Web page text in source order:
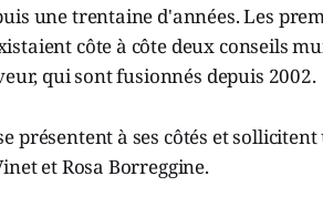
une trentaine d'années. Les
côte à côte deux conseils
qui sont fusionnés depuis 2002.
présentent à ses côtés et
et Rosa Borreggine.